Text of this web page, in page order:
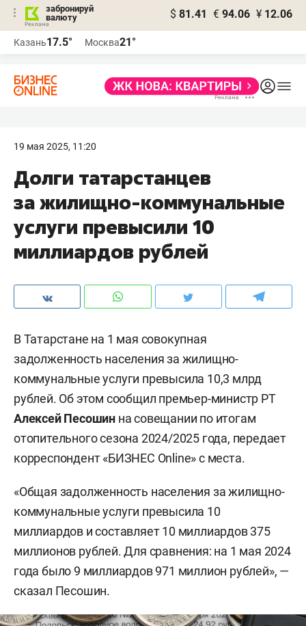
забронируй
валюту
$ 81.41 € 94.06 ¥ 12.06
Казань17.5° Москва21°
19 мая 2025, 11:20
Долги татарстанцев
за жилищно-коммунальные
услуги превысили 10
миллиардов рублей
В Татарстане на 1 мая совокупная
задолженность населения за жилищно-
коммунальные услуги превысила 10,3 млрд
рублей. Об этом сообщил премьер-министр РТ
Алексей Песошин на совещании по итогам
отопительного сезона 2024/2025 года, передает
корреспондент «БИЗНЕС Online» с места.
«Общая задолженность населения за жилищно-
коммунальные услуги превысила 10
миллиардов и составляет 10 миллиардов 375
миллионов рублей. Для сравнения: на 1 мая 2024
года было 9 миллиардов 971 миллион рублей», —
сказал Песошин.